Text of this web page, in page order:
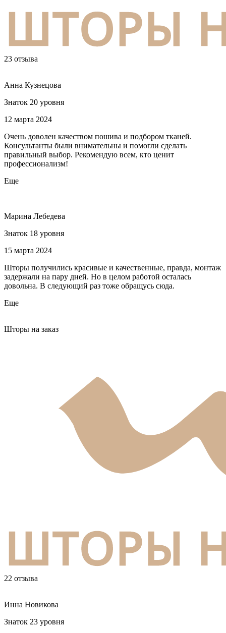
23 отзыва
Анна Кузнецова
Знаток 20 уровня
12 марта 2024
Очень доволен качеством пошива и подбором тканей.
Консультанты были внимательны и помогли сделать
правильный выбор. Рекомендую всем, кто ценит
профессионализм!
Еще
Марина Лебедева
Знаток 18 уровня
15 марта 2024
Шторы получились красивые и качественные, правда, монтаж
задержали на пару дней. Но в целом работой осталась
довольна. В следующий раз тоже обращусь сюда.
Еще
Шторы на заказ
22 отзыва
Инна Новикова
Знаток 23 уровня